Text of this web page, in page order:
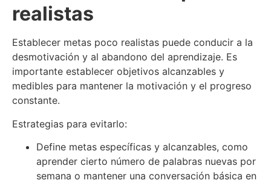
realistas
Establecer metas poco realistas puede conducir a la
desmotivación y al abandono del aprendizaje. Es
importante establecer objetivos alcanzables y
medibles para mantener la motivación y el progreso
constante.
Estrategias para evitarlo:
Define metas específicas y alcanzables, como
aprender cierto número de palabras nuevas por
semana o mantener una conversación básica en